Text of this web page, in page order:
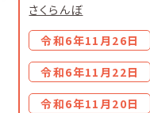
さくらんぼ
令和6年11月26日
令和6年11月22日
令和6年11月20日